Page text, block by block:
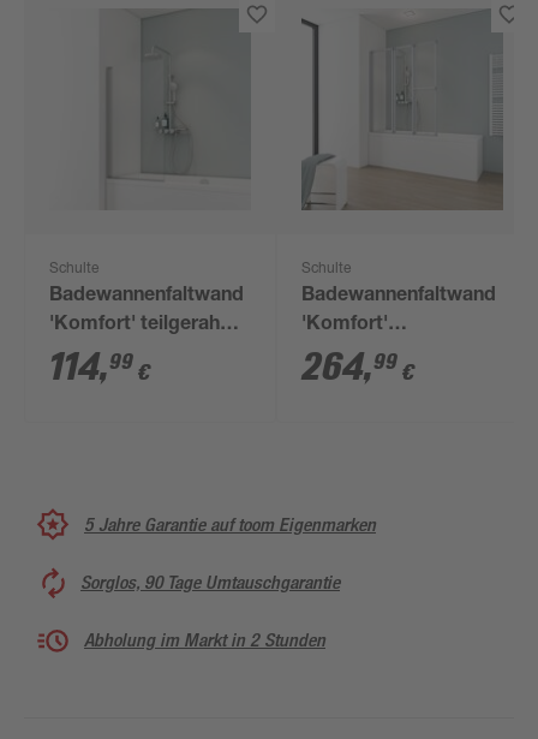
Schulte
Badewannenfaltwand
'Komfort' teilgerahmt,
aluminiumfarben, 70 x
130 cm, 1-teilig
114,99 €
Schulte
Badewannenfaltwand
'Komfort'
vollgerahmt,
aluminiumfarben, 127
264,99 €
5 Jahre Garantie auf toom Eigenmarken
Sorglos, 90 Tage Umtauschgarantie
Abholung im Markt in 2 Stunden